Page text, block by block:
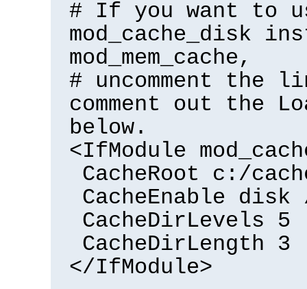
# If you want to
mod_cache_disk
mod_mem_cache,
# uncomment the
comment out the
below.
<IfModule
CacheRoot c:/
CacheEnable disk
CacheDirLevels 5
CacheDirLength 3
</IfModule>